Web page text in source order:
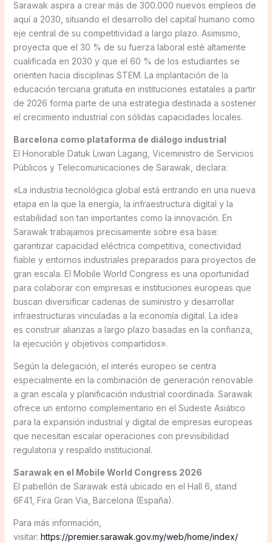
Sarawak aspira a crear más de 300.000 nuevos empleos de
aquí a 2030, situando el desarrollo del capital humano como
eje central de su competitividad a largo plazo. Asimismo,
proyecta que el 30 % de su fuerza laboral esté altamente
cualificada en 2030 y que el 60 % de los estudiantes se
orienten hacia disciplinas STEM. La implantación de la
educación terciaria gratuita en instituciones estatales a partir
de 2026 forma parte de una estrategia destinada a sostener
el crecimiento industrial con sólidas capacidades locales.
Barcelona como plataforma de diálogo industrial
El Honorable Datuk Liwan Lagang, Viceministro de Servicios
Públicos y Telecomunicaciones de Sarawak, declara:
«La industria tecnológica global está entrando en una nueva
etapa en la que la energía, la infraestructura digital y la
estabilidad son tan importantes como la innovación. En
Sarawak trabajamos precisamente sobre esa base:
garantizar capacidad eléctrica competitiva, conectividad
fiable y entornos industriales preparados para proyectos de
gran escala. El Mobile World Congress es una oportunidad
para colaborar con empresas e instituciones europeas que
buscan diversificar cadenas de suministro y desarrollar
infraestructuras vinculadas a la economía digital. La idea
es construir alianzas a largo plazo basadas en la confianza,
la ejecución y objetivos compartidos».
Según la delegación, el interés europeo se centra
especialmente en la combinación de generación renovable
a gran escala y planificación industrial coordinada. Sarawak
ofrece un entorno complementario en el Sudeste Asiático
para la expansión industrial y digital de empresas europeas
que necesitan escalar operaciones con previsibilidad
regulatoria y respaldo institucional.
Sarawak en el Mobile World Congress 2026
El pabellón de Sarawak está ubicado en el Hall 6, stand
6F41, Fira Gran Via, Barcelona (España).
Para más información,
visitar: https://premier.sarawak.gov.my/web/home/index/